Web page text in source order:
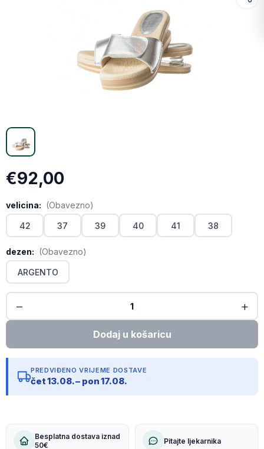
Facebook
WhatsApp
X (Twitter)
Email
€92,00
velicina: (Obavezno)
42 37 39 40 41 38
dezen: (Obavezno)
ARGENTO
PREDVIĐENO VRIJEME DOSTAVE
čet 13.08. – pon 17.08.
Besplatna dostava iznad
50€
Pitajte ljekarnika